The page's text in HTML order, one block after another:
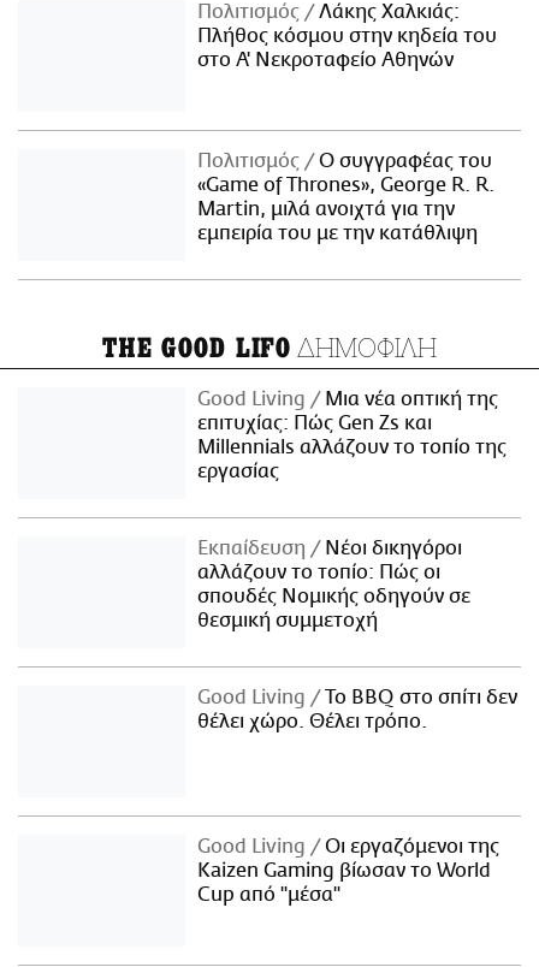
Πολιτισμός
Λάκης Χαλκιάς:
Πλήθος κόσμου στην κηδεία του
στο Α' Νεκροταφείο Αθηνών
Πολιτισμός
Ο συγγραφέας του
«Game of Thrones», George R. R.
Martin, μιλά ανοιχτά για την
εμπειρία του με την κατάθλιψη
THE GOOD LIFO ΔΗΜΟΦΙΛΗ
Good Living
Μια νέα οπτική της
επιτυχίας: Πώς Gen Zs και
Millennials αλλάζουν το τοπίο της
εργασίας
Εκπαίδευση
Νέοι δικηγόροι
αλλάζουν το τοπίο: Πώς οι
σπουδές Νομικής οδηγούν σε
θεσμική συμμετοχή
Good Living
Το BBQ στο σπίτι δεν
θέλει χώρο. Θέλει τρόπο.
Good Living
Οι εργαζόμενοι της
Kaizen Gaming βίωσαν το World
Cup από "μέσα"